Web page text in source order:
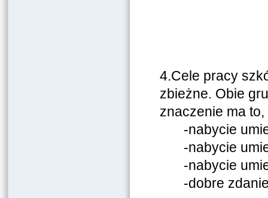
4.Cele pracy
zbieżne. Obie
znaczenie ma to,
-nabycie
-nabycie
-nabycie
-dobre